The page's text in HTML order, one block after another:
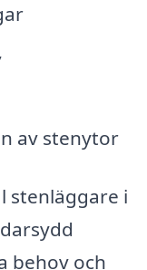
av stenytor
stenläggare i
behov och